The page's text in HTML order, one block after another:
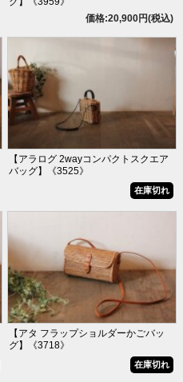
価格:20,900円(税込)
【アラログ 2wayコンパクトスクエア
バッグ】《3525》
在庫切れ
【アタ フラップショルダーかごバッ
グ】《3718》
在庫切れ